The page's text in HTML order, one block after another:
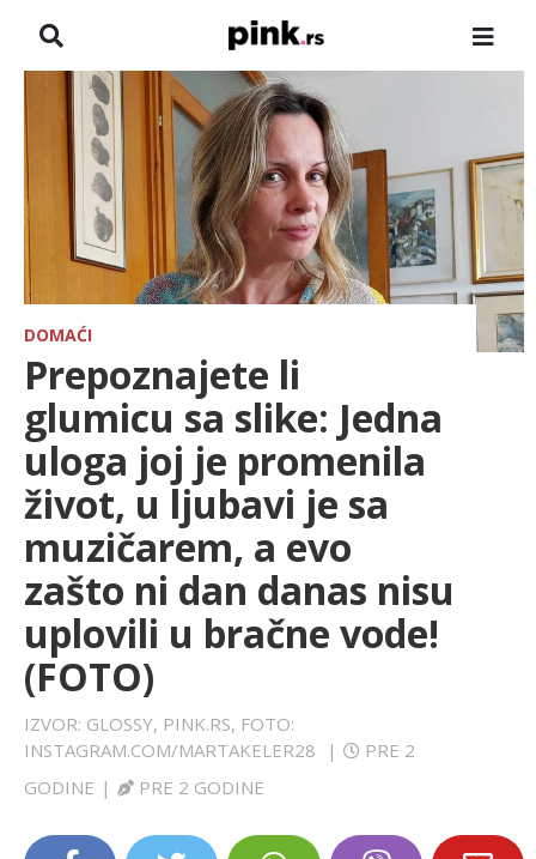
NASLOVNA
VESTI
ZADRUGA
SHOWBIZ
HRONIKA
FARMERI
TV
SPORT
LIFESTYLE
EXTRA
DOMAĆI
Prepoznajete li
glumicu sa slike: Jedna
uloga joj je promenila
život, u ljubavi je sa
muzičarem, a evo
zašto ni dan danas nisu
uplovili u bračne vode!
(FOTO)
IZVOR: GLOSSY, PINK.RS, FOTO:
INSTAGRAM.COM/MARTAKELER28
|
PRE 2
GODINE | PRE 2 GODINE